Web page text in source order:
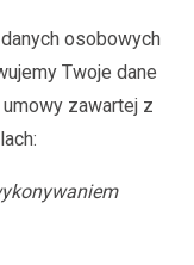
osobowych
Twoje dane
zawartej z